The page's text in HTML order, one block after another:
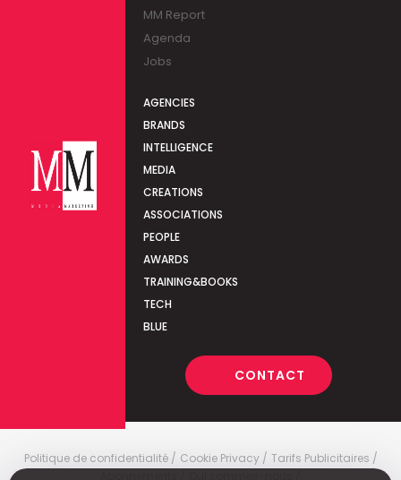
MM Report
Agenda
Jobs
AGENCIES
BRANDS
INTELLIGENCE
MEDIA
CREATIONS
ASSOCIATIONS
PEOPLE
AWARDS
TRAINING&BOOKS
TECH
BLUE
CONTACT
Politique de confidentialité Cookie Privacy
Tarifs Publicitaires